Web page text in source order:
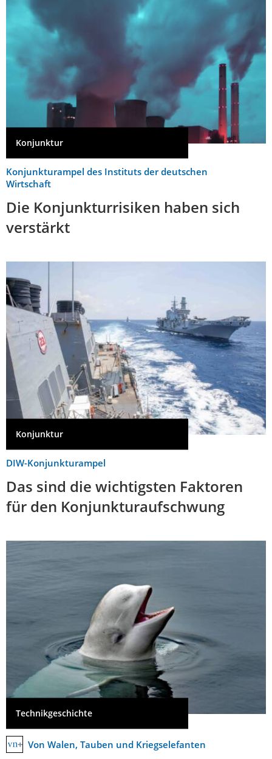
Konjunktur
Konjunkturampel des Instituts der deutschen
Wirtschaft
Die Konjunkturrisiken haben sich
verstärkt
Konjunktur
DIW-Konjunkturampel
Das sind die wichtigsten Faktoren
für den Konjunkturaufschwung
Technikgeschichte
Von Walen, Tauben und Kriegselefanten